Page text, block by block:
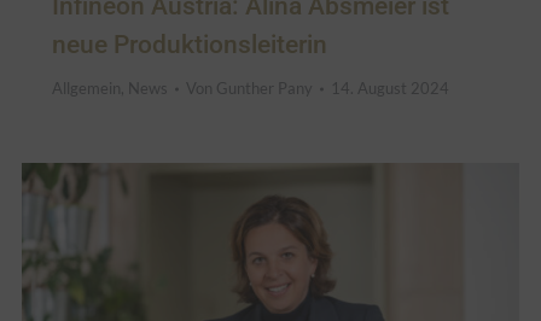
Infineon Austria: Alina Absmeier ist
neue Produktionsleiterin
Allgemein, News Von Gunther Pany 14. August 2024